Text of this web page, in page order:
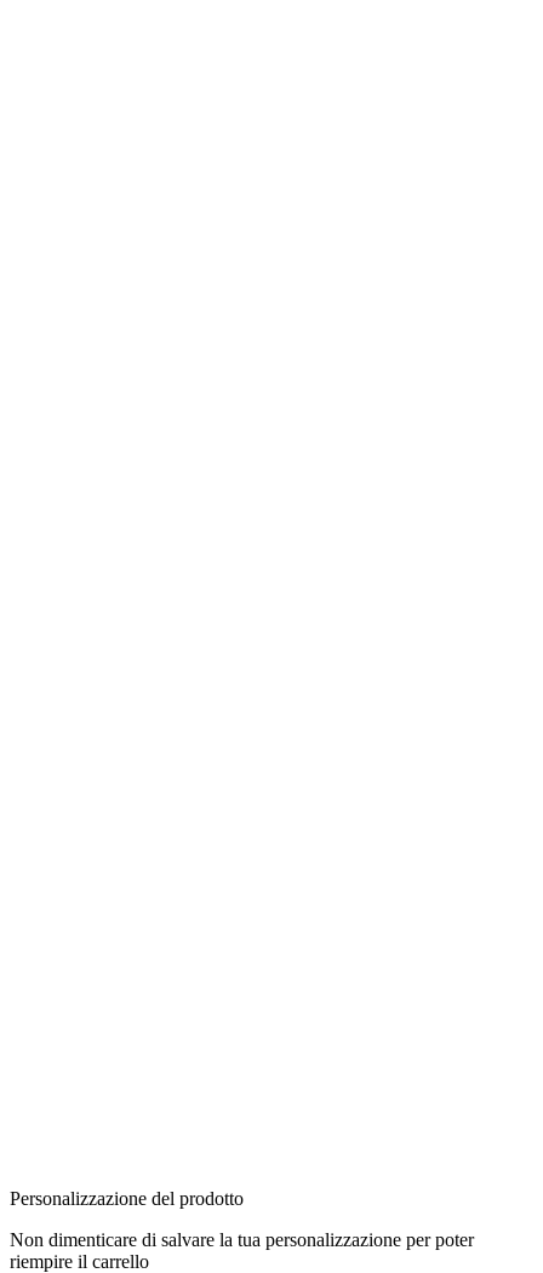
Personalizzazione del prodotto
Non dimenticare di salvare la tua personalizzazione per poter
riempire il carrello